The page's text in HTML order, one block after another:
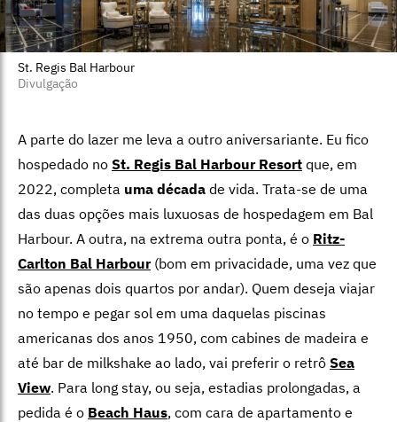
St. Regis Bal Harbour
Divulgação
A parte do lazer me leva a outro aniversariante. Eu fico
hospedado no St. Regis Bal Harbour Resort que, em
2022, completa uma década de vida. Trata-se de uma
das duas opções mais luxuosas de hospedagem em Bal
Harbour. A outra, na extrema outra ponta, é o Ritz-
Carlton Bal Harbour(bom em privacidade, uma vez que
são apenas dois quartos por andar). Quem deseja viajar
no tempo e pegar sol em uma daquelas piscinas
americanas dos anos 1950, com cabines de madeira e
até bar de milkshake ao lado, vai preferir o retrô Sea
View. Para long stay, ou seja, estadias prolongadas, a
pedida é o Beach Haus, com cara de apartamento e